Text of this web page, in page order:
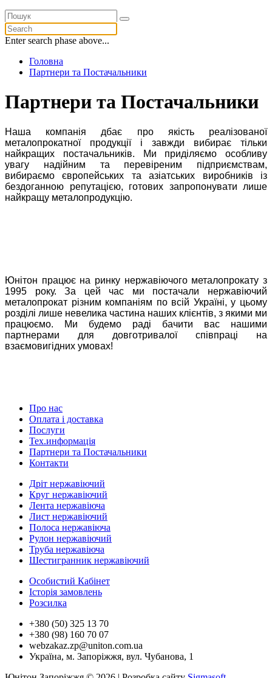
Enter search phase above...
Головна
Партнери та Постачальники
Партнери та Постачальники
Наша компанія дбає про якість реалізованої
металопрокатної продукції і завжди вибирає тільки
найкращих постачальників. Ми приділяємо особливу
увагу надійним та перевіреним підприємствам,
вибираємо європейських та азіатських виробників із
бездоганною репутацією, готових запропонувати лише
найкращу металопродукцію.
Юнітон працює на ринку нержавіючого металопрокату з
1995 року. За цей час ми постачали нержавіючий
металопрокат різним компаніям по всій Україні, у цьому
розділі лише невелика частина наших клієнтів, з якими ми
працюємо. Ми будемо раді бачити вас нашими
партнерами для довготривалої співпраці на
взаємовигідних умовах!
Про нас
Оплата і доставка
Послуги
Тех.информацiя
Партнери та Постачальники
Контакти
Дріт нержавіючий
Круг нержавіючий
Лента нержавіюча
Лист нержавіючий
Полоса нержавіюча
Рулон нержавіючий
Труба нержавіюча
Шестигранник нержавіючий
Особистий Кабінет
Історія замовлень
Розсилка
+380 (50) 325 13 70
+380 (98) 160 70 07
webzakaz.zp@uniton.com.ua
Україна, м. Запоріжжя, вул. Чубанова, 1